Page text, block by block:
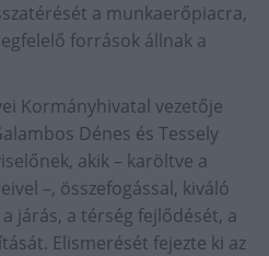
a munkaerőpiacra,
források állnak a
Kormányhivatal vezetője
Dénes és Tessely
akik – karöltve a
–, összefogással, kiváló
járás, a térség fejlődését, a
Elismerését fejezte ki az